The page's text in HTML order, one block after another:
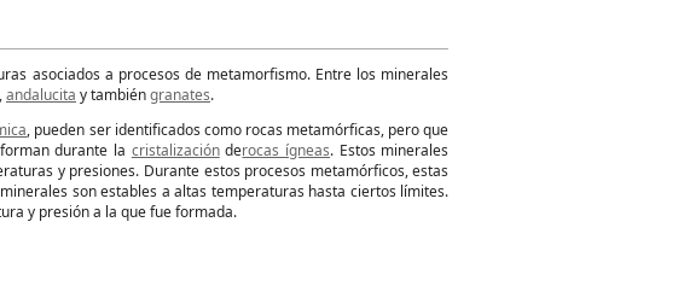
asociados a procesos de metamorfismo. Entre los minerales
,andalucita y tambiéngranates.
, pueden ser identificados como rocas metamórficas, pero que
durante la cristalizaciónderocas ígneas. Estos minerales
y presiones. Durante estos procesos metamórficos, estas
son estables a altas temperaturas hasta ciertos límites.
y presión a la que fue formada.